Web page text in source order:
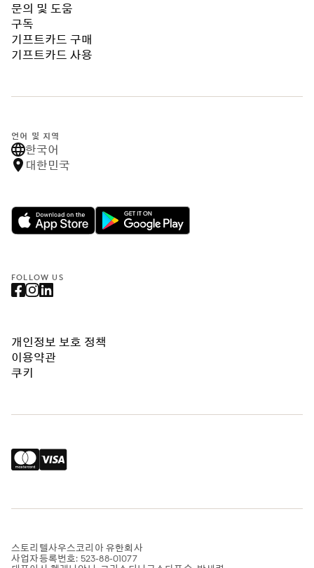
문의 및 도움
구독
기프트카드 구매
기프트카드 사용
언어 및 지역
한국어
대한민국
FOLLOW US
개인정보 보호 정책
이용약관
쿠키
스토리텔사우스코리아 유한회사
사업자등록번호: 523-88-01077